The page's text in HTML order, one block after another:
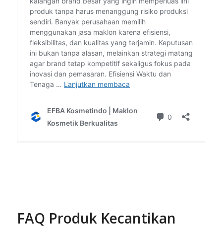
FAQ Produk Kecantikan